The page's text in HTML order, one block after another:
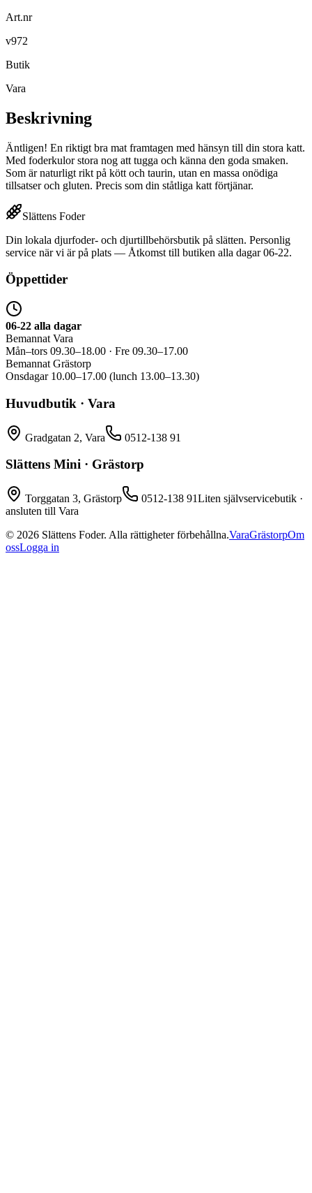
Art.nr
v972
Butik
Vara
Beskrivning
Äntligen! En riktigt bra mat framtagen med hänsyn till din stora katt.
Med foderkulor stora nog att tugga och känna den goda smaken.
Som är naturligt rikt på kött och taurin, utan en massa onödiga
tillsatser och gluten. Precis som din ståtliga katt förtjänar.
Slättens Foder
Din lokala djurfoder- och djurtillbehörsbutik på slätten. Personlig
service när vi är på plats — Åtkomst till butiken alla dagar 06-22.
Öppettider
06-22 alla dagar
Bemannat Vara
Mån–tors 09.30–18.00 · Fre 09.30–17.00
Bemannat Grästorp
Onsdagar 10.00–17.00 (lunch 13.00–13.30)
Huvudbutik · Vara
Gradgatan 2, Vara 0512-138 91
Slättens Mini · Grästorp
Torggatan 3, Grästorp 0512-138 91Liten självservicebutik ·
ansluten till Vara
© 2026 Slättens Foder. Alla rättigheter förbehållna.VaraGrästorpOm
ossLogga in